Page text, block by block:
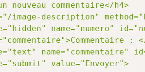
nouveau commentaire</h4>
image-description"
name="numero"
:
name="commentaire"
value="Envoyer">